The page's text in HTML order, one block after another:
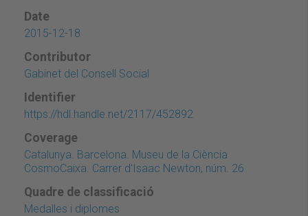
Date
2015-12-18
Contributor
Gabinet del Consell Social
Identifier
https://hdl.handle.net/2117/452892
Coverage
Catalunya. Barcelona. Museu de la Ciència
CosmoCaixa. Carrer d'Isaac Newton, núm. 26
Quadre de classificació
Medalles i diplomes